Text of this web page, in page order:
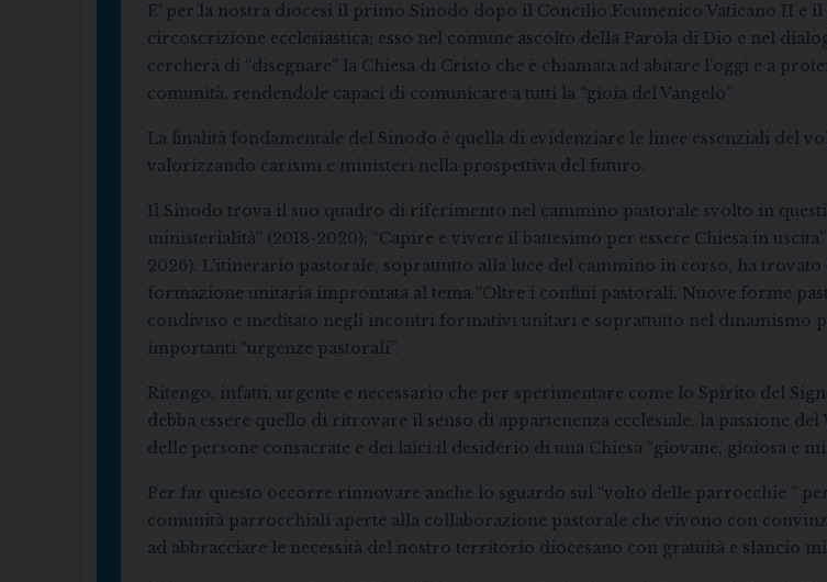
E’ per la nostra diocesi il primo Sinodo dopo il Concilio Ecumenico Vaticano II e
circoscrizione ecclesiastica; esso nel comune ascolto della Parola di Dio e nel
cercherà di “disegnare” la Chiesa di Cristo che è chiamata ad abitare l’oggi e a
comunità, rendendole capaci di comunicare a tutti la “gioia del Vangelo”.
La finalità fondamentale del Sinodo è quella di evidenziare le linee essenziali del
valorizzando carismi e ministeri nella prospettiva del futuro.
Il Sinodo trova il suo quadro di riferimento nel cammino pastorale svolto in
ministerialità” (2018-2020); “Capire e vivere il battesimo per essere Chiesa in
2026). L’itinerario pastorale, soprattutto alla luce del cammino in corso, ha
formazione unitaria improntata al tema “Oltre i confini pastorali. Nuove forme
condiviso e meditato negli incontri formativi unitari e soprattutto nel dinamismo
importanti “urgenze pastorali”.
Ritengo, infatti, urgente e necessario che per sperimentare come lo Spirito del
debba essere quello di ritrovare il senso di appartenenza ecclesiale, la passione
delle persone consacrate e dei laici il desiderio di una Chiesa “giovane, gioiosa e
Per far questo occorre rinnovare anche lo sguardo sul “volto delle parrocchie ”
comunità parrocchiali aperte alla collaborazione pastorale che vivono con
ad abbracciare le necessità del nostro territorio diocesano con gratuità e slancio